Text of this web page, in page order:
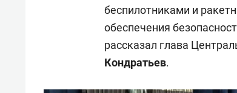
беспилотниками и
обеспечения
рассказал глава
Кондратьев.